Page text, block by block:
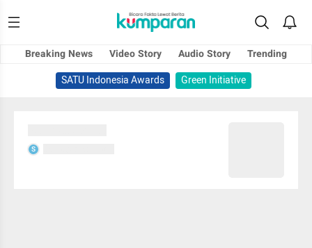
Breaking News Video Story Audio Story
Trending
SATU Indonesia Awards
Green Initiative
S